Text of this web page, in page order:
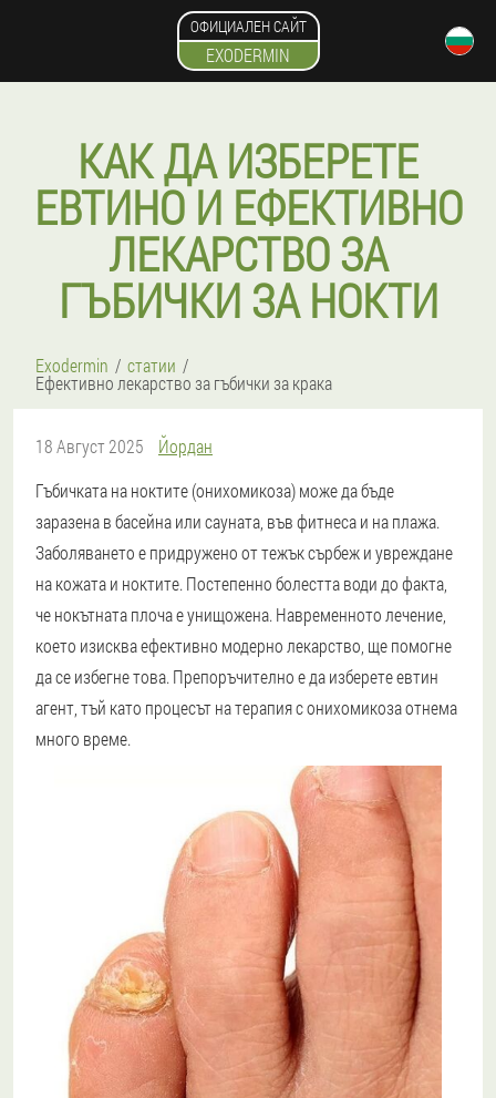
ОФИЦИАЛЕН САЙТ
EXODERMIN
КАК ДА ИЗБЕРЕТЕ
ЕВТИНО И ЕФЕКТИВНО
ЛЕКАРСТВО ЗА
ГЪБИЧКИ ЗА НОКТИ
Exodermin статии
Ефективно лекарство за гъбички за крака
18 Август 2025
Йордан
Гъбичката на ноктите (онихомикоза) може да бъде
заразена в басейна или сауната, във фитнеса и на плажа.
Заболяването е придружено от тежък сърбеж и увреждане
на кожата и ноктите. Постепенно болестта води до факта,
че нокътната плоча е унищожена. Навременното лечение,
което изисква ефективно модерно лекарство, ще помогне
да се избегне това. Препоръчително е да изберете евтин
агент, тъй като процесът на терапия с онихомикоза отнема
много време.